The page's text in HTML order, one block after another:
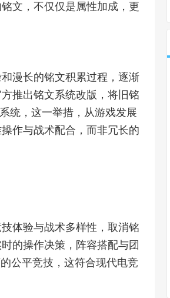
文，不仅仅是属性加成，更
漫长的铭文积累过程，逐渐
推出铭文系统改版，将旧铭
统，这一举措，从游戏发展
作与战术配合，而非冗长的
体验与战术多样性，取消铭
的操作决策，阵容搭配与团
公平竞技，这符合现代电竞